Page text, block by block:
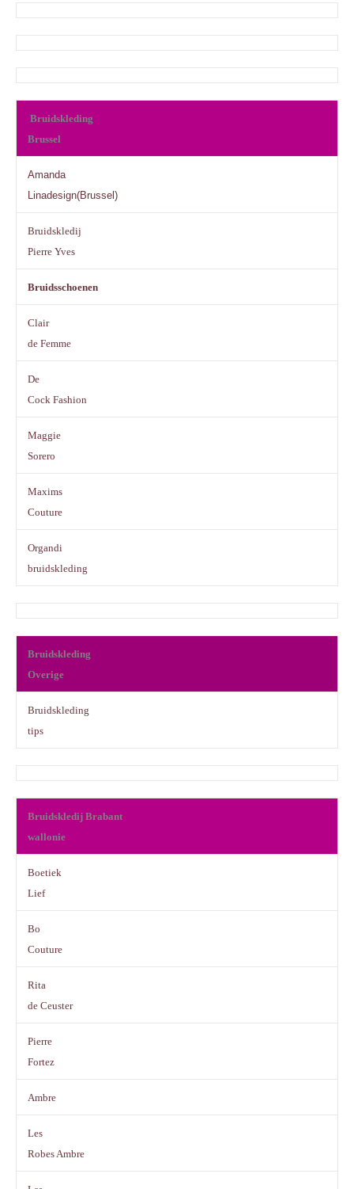
Bruidskleding
Brussel
Amanda
Linadesign(Brussel)
Bruidskledij
Pierre Yves
Bruidsschoenen
Clair
de Femme
De
Cock Fashion
Maggie
Sorero
Maxims
Couture
Organdi
bruidskleding
Bruidskleding
Overige
Bruidskleding
tips
Bruidskledij Brabant
wallonie
Boetiek
Lief
Bo
Couture
Rita
de Ceuster
Pierre
Fortez
Ambre
Les
Robes Ambre